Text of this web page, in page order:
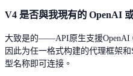
V4 是否與我現有的 OpenAI
大致是的——API原生支援OpenAI
因此为任一格式构建的代理框架
型名称即可连接。